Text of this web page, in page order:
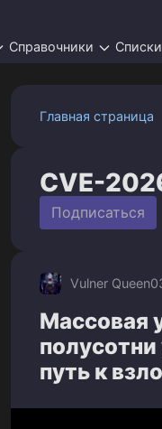
Справочники Списки
Главная страница
CVE-
Подписаться
Vulner Queen
Массовая
путь к